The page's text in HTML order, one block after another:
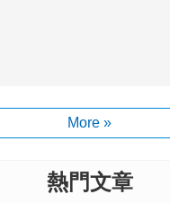
More »
熱門文章